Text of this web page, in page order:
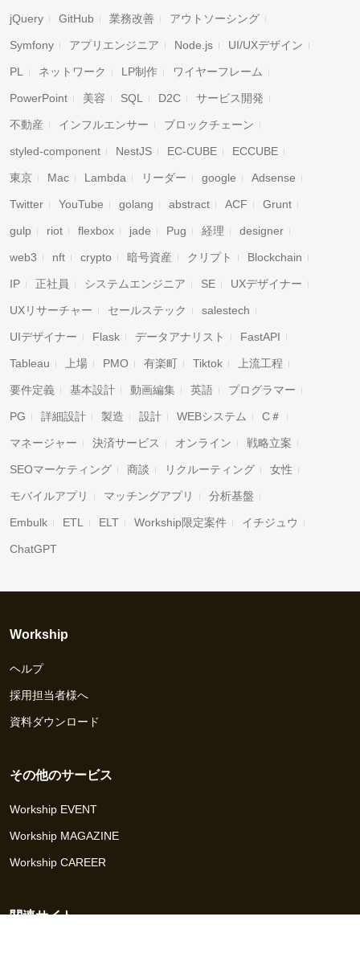
jQuery GitHub 業務改善 アウトソーシング
Symfony アプリエンジニア Node.js UI/UXデザイン
PL ネットワーク LP制作 ワイヤーフレーム
PowerPoint 美容 SQL D2C サービス開発
不動産 インフルエンサー ブロックチェーン
styled-component NestJS EC-CUBE ECCUBE
東京 Mac Lambda リーダー google Adsense
Twitter YouTube golang abstract ACF Grunt
gulp riot flexbox jade Pug 経理 designer
web3 nft crypto 暗号資産 クリプト Blockchain
IP 正社員 システムエンジニア SE UXデザイナー
UXリサーチャー セールステック salestech
UIデザイナー Flask データアナリスト FastAPI
Tableau 上場 PMO 有楽町 Tiktok 上流工程
要件定義 基本設計 動画編集 英語 プログラマー
PG 詳細設計 製造 設計 WEBシステム C＃
マネージャー 決済サービス オンライン 戦略立案
SEOマーケティング 商談 リクルーティング 女性
モバイルアプリ マッチングアプリ 分析基盤
Embulk ETL ELT Workship限定案件 イチジュウ
ChatGPT
Workship
ヘルプ
採用担当者様へ
資料ダウンロード
その他のサービス
Workship EVENT
Workship MAGAZINE
Workship CAREER
関連サイト